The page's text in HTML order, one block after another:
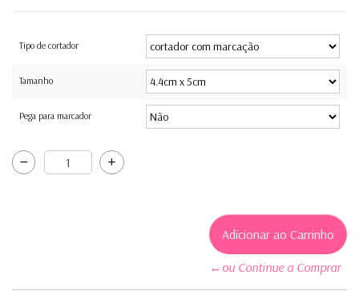
Tipo de cortador
Tamanho
Pega para marcador
←ou Continue a Comprar